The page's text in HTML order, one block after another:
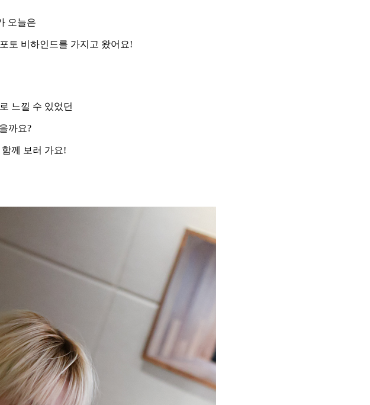
오늘은
포토 비하인드를 가지고 왔어요!
느낄 수 있었던
까요?
께 보러 가요!